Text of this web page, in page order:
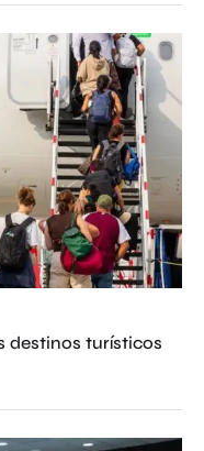
destinos turísticos